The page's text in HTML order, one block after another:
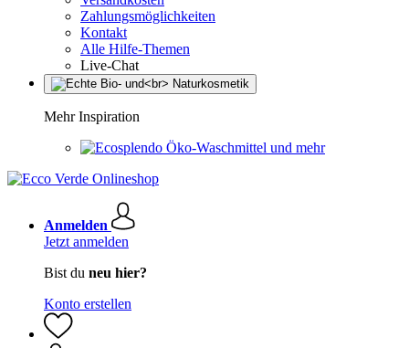
Zahlungsmöglichkeiten
Kontakt
Alle Hilfe-Themen
Live-Chat
Mehr Inspiration
Öko-Waschmittel und mehr
Anmelden
Jetzt anmelden
Bist du neu hier?
Konto erstellen